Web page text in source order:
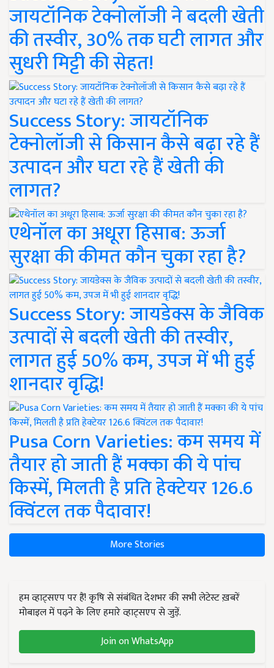
जायटॉनिक टेक्नोलॉजी ने बदली खेती
की तस्वीर, 30% तक घटी लागत और
सुधरी मिट्टी की सेहत!
Success Story: जायटॉनिक
टेक्नोलॉजी से किसान कैसे बढ़ा रहे हैं
उत्पादन और घटा रहे हैं खेती की
लागत?
एथेनॉल का अधूरा हिसाब: ऊर्जा
सुरक्षा की कीमत कौन चुका रहा है?
Success Story: जायडेक्स के जैविक
उत्पादों से बदली खेती की तस्वीर,
लागत हुई 50% कम, उपज में भी हुई
शानदार वृद्धि!
Pusa Corn Varieties: कम समय में
तैयार हो जाती हैं मक्का की ये पांच
किस्में, मिलती है प्रति हेक्टेयर 126.6
क्विंटल तक पैदावार!
More Stories
हम व्हाट्सएप पर हैं! कृषि से संबंधित देशभर की सभी लेटेस्ट ख़बरें
मोबाइल में पढ़ने के लिए हमारे व्हाट्सएप से जुड़ें.
Join on WhatsApp